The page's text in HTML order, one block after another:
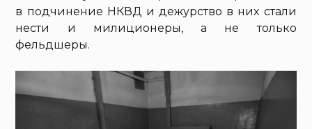
в подчинение НКВД и дежурство в них стали
нести и милиционеры, а не только
фельдшеры.